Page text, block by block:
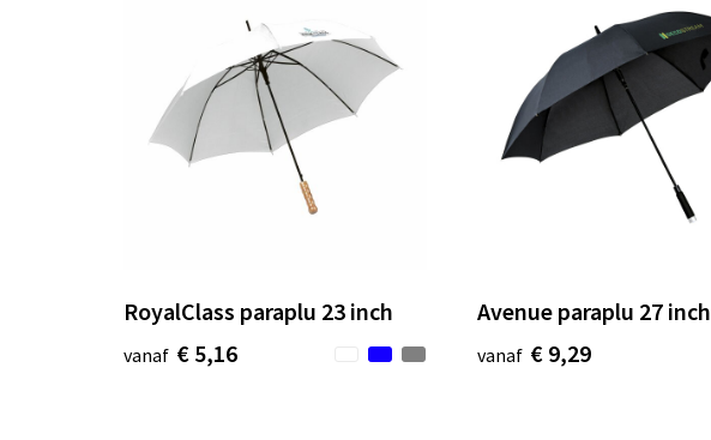
RoyalClass paraplu 23 inch
vanaf € 5,16
Avenue paraplu 27 inch
vanaf € 9,29